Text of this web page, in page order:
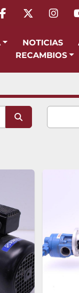
facebook
twitter
NOTICIAS
RECAMBIOS